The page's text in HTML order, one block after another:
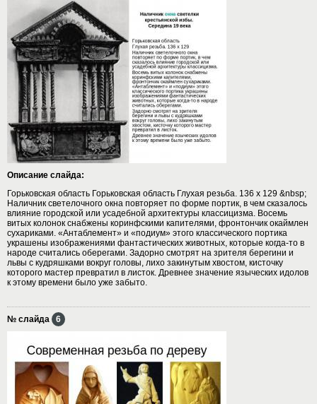
Описание слайда:
Горьковская область Горьковская область Глухая резьба. 136 х 129 &nbsp;
Наличник светелочного окна повторяет по форме портик, в чем сказалось
влияние городской или усадебной архитектуры классицизма. Восемь
витых колонок снабжены коринфскими капителями, фронтончик окаймлен
сухариками. «Антаблемент» и «подиум» этого классического портика
украшены изображениями фантастических животных, которые когда-то в
народе считались оберегами. Задорно смотрят на зрителя берегини и
львы с кудряшками вокруг головы, лихо закинутым хвостом, кисточку
которого мастер превратил в листок. Древнее значение языческих идолов
к этому времени было уже забыто.
№ слайда 6